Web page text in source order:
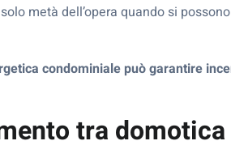
metà dell’opera quando si
condominiale può garantire
tra